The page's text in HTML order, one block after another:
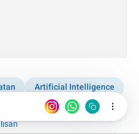
Artificial Intelligence